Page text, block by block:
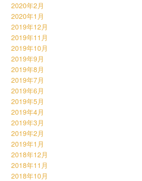
2020年2月
2020年1月
2019年12月
2019年11月
2019年10月
2019年9月
2019年8月
2019年7月
2019年6月
2019年5月
2019年4月
2019年3月
2019年2月
2019年1月
2018年12月
2018年11月
2018年10月